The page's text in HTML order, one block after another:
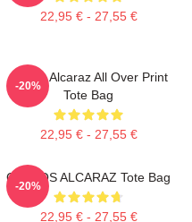
22,95 € - 27,55 €
Carlos Alcaraz All Over Print
Tote Bag
22,95 € - 27,55 €
-20%
CARLOS ALCARAZ Tote Bag
22,95 € - 27,55 €
-20%